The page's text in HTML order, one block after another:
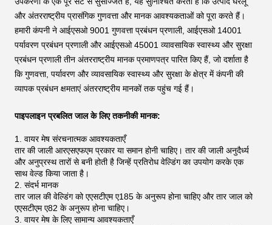
और अंतरराष्ट्रीय प्रासंगिक गुणवत्ता और मानक आवश्यकताओं को पूरा करते हैं।
हमारी कंपनी ने आईएसओ 9001 गुणवत्ता प्रबंधन प्रणाली, आईएसओ 14001
पर्यावरण प्रबंधन प्रणाली और आईएसओ 45001 व्यावसायिक स्वास्थ्य और सुरक्षा
प्रबंधन प्रणाली तीन अंतरराष्ट्रीय मानक प्रमाणपत्र पारित किए हैं, जो दर्शाता है
कि गुणवत्ता, पर्यावरण और व्यावसायिक स्वास्थ्य और सुरक्षा के क्षेत्र में कंपनी की
व्यापक प्रबंधन क्षमताएं अंतरराष्ट्रीय मानकों तक पहुंच गई हैं।
पाइपलाइन प्रबलित जाल के लिए तकनीकी मानक:
1. वायर मेष संरचनात्मक आवश्यकताएँ
तार की जाली आरएसएफएम प्रकार या समान होनी चाहिए। तार की जाली अनुदैर्ध्य
और अनुप्रस्थ तारों से बनी होती है जिन्हें प्रतिरोध वेल्डिंग का उपयोग करके एक
साथ वेल्ड किया जाता है।
2. संदर्भ मानक
तार जाल की वेल्डिंग को एएसटीएम ए185 के अनुरूप होना चाहिए और तार जाल को
एएसटीएम ए82 के अनुरूप होना चाहिए।
3. वायर मेष के लिए सामान्य आवश्यकताएँ